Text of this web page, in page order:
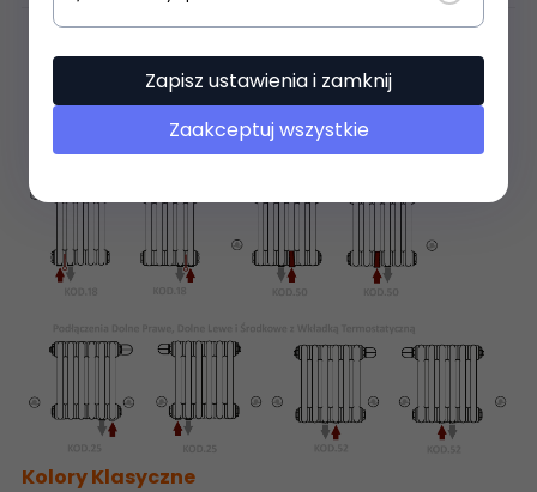
Kolory Klasyczne
Zapisz ustawienia i zamknij
Zaakceptuj wszystkie